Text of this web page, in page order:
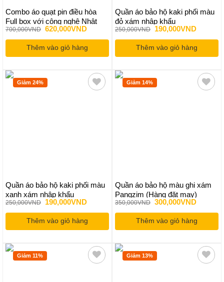
Combo áo quạt pin điều hòa
Full box với công nghệ Nhật
Bản nhiều cánh tăng tốc làm
mát
700,000VND Giá
là:
700,000VND.
620,000VNDGiá
tại
là:
620,000VND.
Thêm vào giỏ hàng
Quần áo bảo hộ kaki phối màu
đỏ xám nhập khẩu
250,000VND
Giá
là:
250,000VND.
190,000VNDGiá
tại
là:
Thêm vào giỏ hàng
Giảm 24%
Quần áo bảo hộ kaki phối màu
xanh xám nhập khẩu
250,000VND
Giá
là:
250,000VND.
190,000VNDGiá
tại
là:
190,000VND.
Thêm vào giỏ hàng
Giảm 14%
Quần áo bảo hộ màu ghi xám
Pangzim (Hàng đặt may)
350,000VND Giá
là:
350,000VND.
300,000VNDGiá
tại
là:
Thêm vào giỏ hàng
Giảm 11% Giảm 13%